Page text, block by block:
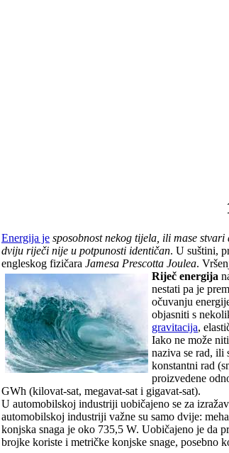
Energija je sposobnost nekog tijela, ili mase
dviju riječi nije u potpunosti identičan. U suštini,
engleskog fizičara Jamesa Prescotta Joulea.
Riječ energija
nestati pa je
očuvanju
objasniti s
gravitacija,
Iako ne može
naziva se rad, ili
konstantni rad
proizvedene
GWh (kilovat-sat, megavat-sat i gigavat-sat).
U automobilskoj industriji uobičajeno se za
automobilskoj industriji važne su samo dvije:
konjska snaga je oko 735,5 W. Uobičajeno je da
brojke koriste i metričke konjske snage, posebno